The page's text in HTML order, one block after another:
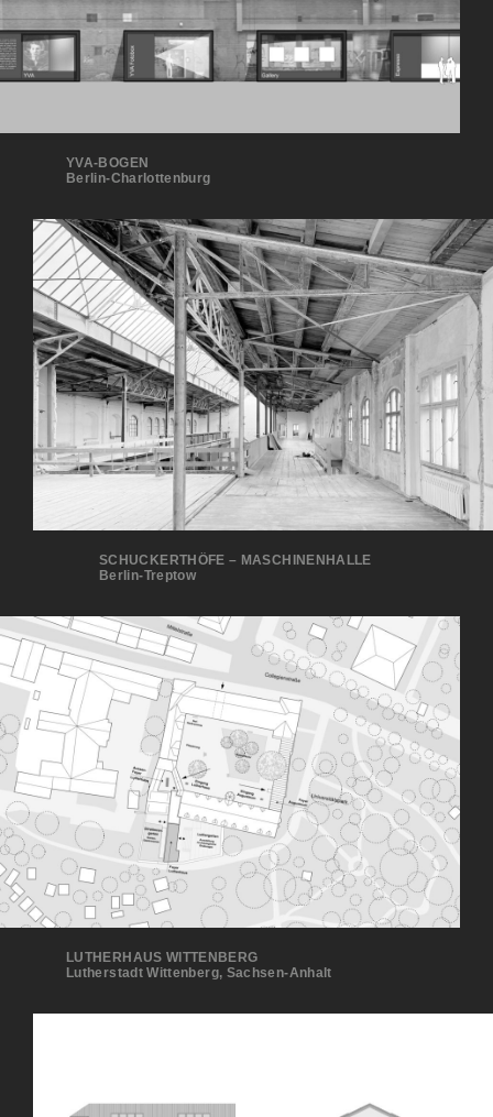
YVA-BOGEN
Berlin-Charlottenburg
SCHUCKERTHÖFE – MASCHINENHALLE
Berlin-Treptow
LUTHERHAUS WITTENBERG
Lutherstadt Wittenberg, Sachsen-Anhalt